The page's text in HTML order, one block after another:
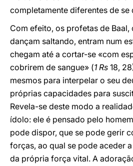
completamente diferentes de se
Com efeito, os profetas de Baal,
dançam saltando, entram num
chegam até a cortar-se «com
cobrirem de sangue» (1 Rs 18,
mesmos para interpelar o seu
próprias capacidades para
Revela-se deste modo a
ídolo: ele é pensado pelo
pode dispor, que se pode gerir
forças, ao qual se pode aceder
da própria força vital. A